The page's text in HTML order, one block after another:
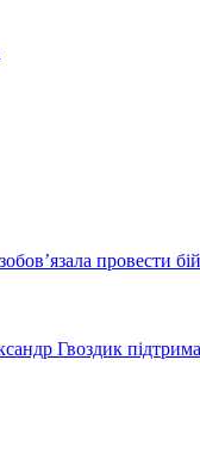
провести
Гвоздик